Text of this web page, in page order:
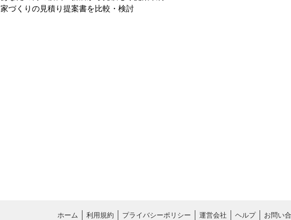
家づくりの見積り提案書を比較・検討
ホーム 利用規約 プライバシーポリシー 運営会社 ヘルプ お問い